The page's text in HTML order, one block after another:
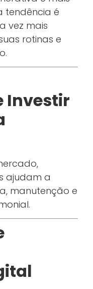
tendência é
vez mais
rotinas e
Investir
ajudam a
manutenção e